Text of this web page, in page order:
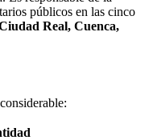
públicos en las cinco
Real, Cuenca,